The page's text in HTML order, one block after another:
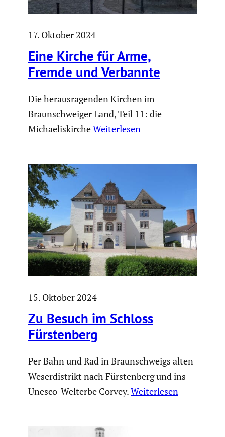
17. Oktober 2024
Eine Kirche für Arme,
Fremde und Verbannte
Die herausragenden Kirchen im
Braunschweiger Land, Teil 11: die
MichaeliskircheWeiterlesen
15. Oktober 2024
Zu Besuch im Schloss
Fürsten­berg
Per Bahn und Rad in Braunschweigs alten
Weserdistrikt nach Fürstenberg und ins
Unesco-Welterbe Corvey.Weiterlesen